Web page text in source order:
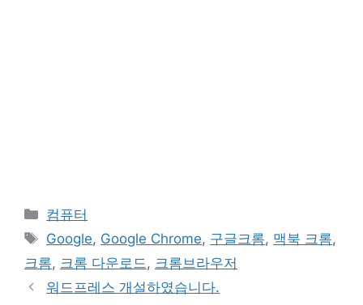
카
테
리
컴퓨터
태
그
Google, Google Chrome, 구글크롬, 맥북 크롬,
크롬, 크롬 다운로드, 크롬브라우저
워드프레스 개설하였습니다.